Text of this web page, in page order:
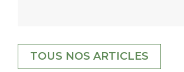
TOUS NOS ARTICLES